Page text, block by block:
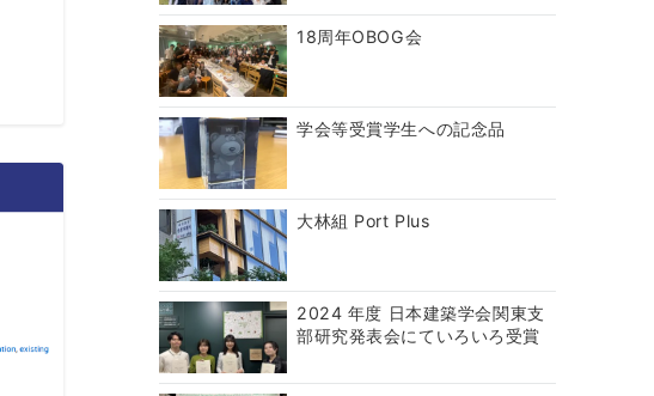
18周年OBOG会
学会等受賞学生への記念品
大林組 Port Plus
2024 年度 日本建築学会関東支
部研究発表会にていろいろ受賞